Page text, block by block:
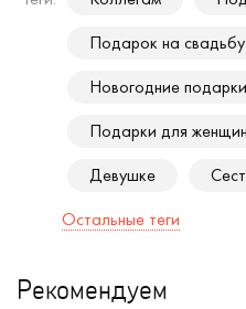
Подарок на свадьбу
Новогодние подарки
Подарки для женщин
Девушке
Остальные теги
Рекомендуем